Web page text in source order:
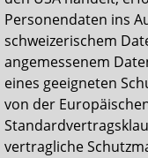
Personendaten ins
schweizerischem
angemessenem
eines geeigneten
von der
vertragliche